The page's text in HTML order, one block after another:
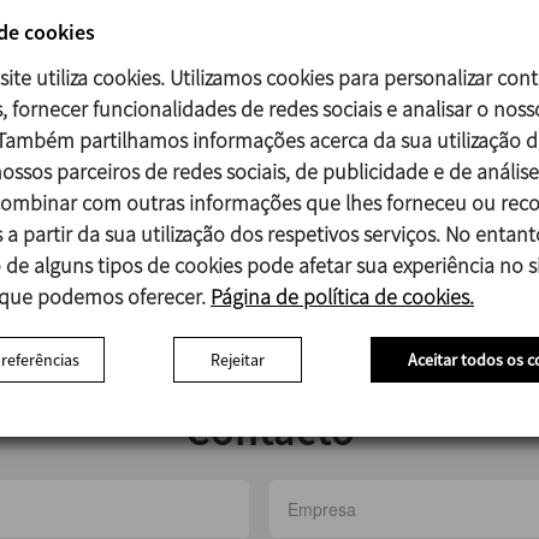
países permite à INOXPA oferecer soluções
que otimizam os custos e melhoram a qualidade
excelência, a INOXPA posiciona-se como parceiro de
presença mundial e a sua experiência local garantem
Contacto
cookies
utiliza cookies. Utilizamos cookies para personalizar
fornecer funcionalidades de redes sociais e analisar o
partilhamos informações acerca da sua utilização
parceiros de redes sociais, de publicidade e de
com outras informações que lhes forneceu ou
a partir da sua utilização dos respetivos serviços. No
alguns tipos de cookies pode afetar sua experiência no
podemos oferecer. Página de política de cookies.
Rejeitar Aceitar todos os